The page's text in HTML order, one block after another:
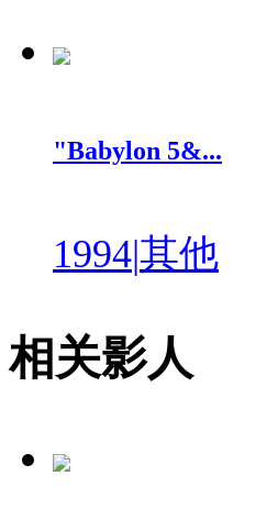
"Babylon 5&...
1994|其他
相关影人